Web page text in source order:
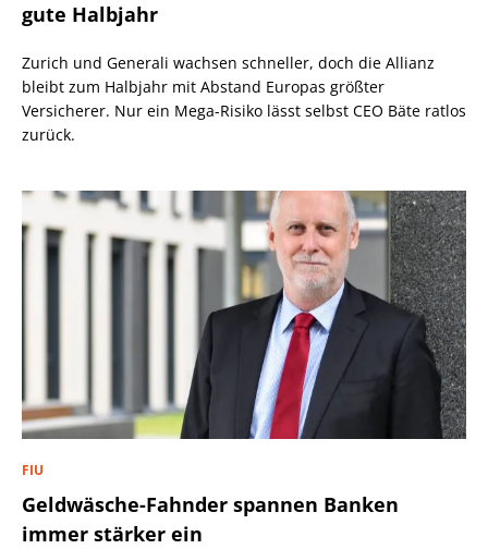
gute Halbjahr
Zurich und Generali wachsen schneller, doch die Allianz
bleibt zum Halbjahr mit Abstand Europas größter
Versicherer. Nur ein Mega-Risiko lässt selbst CEO Bäte ratlos
zurück.
FIU
Geldwäsche-Fahnder spannen Banken
immer stärker ein